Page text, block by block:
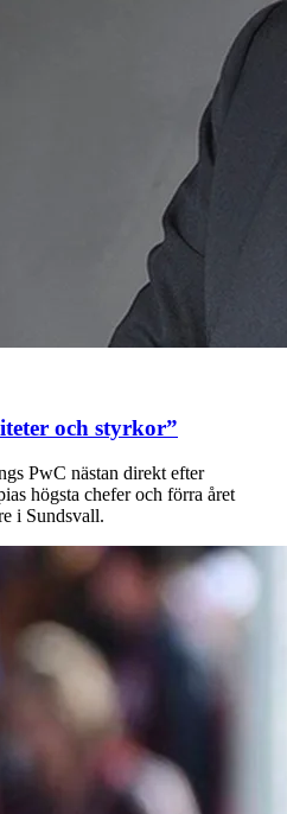
och styrkor”
PwC nästan direkt efter
högsta chefer och förra året
i Sundsvall.